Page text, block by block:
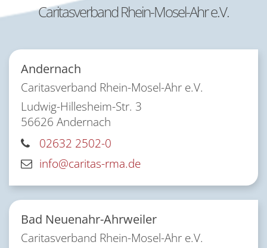
Caritasverband Rhein-Mosel-Ahr e.V.
Andernach
Caritasverband Rhein-Mosel-Ahr e.V.
Ludwig-Hillesheim-Str. 3
56626 Andernach
02632 2502-0
info@caritas-rma.de
Bad Neuenahr-Ahrweiler
Caritasverband Rhein-Mosel-Ahr e.V.